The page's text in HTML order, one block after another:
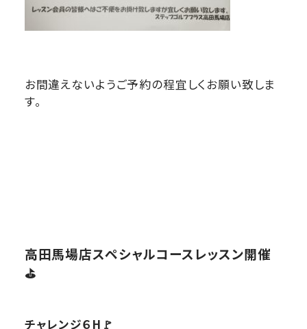
お間違えないようご予約の程宜しくお願い致しま
す。
高田馬場店スペシャルコースレッスン開催
⛳
チャレンジ６H🚩